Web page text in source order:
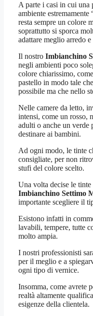
A parte i casi in cui una
ambiente
resta sempre un colore
soprattutto si sporca
adattare meglio arredo e
Il nostro Imbianchino
negli ambienti poco
colore chiarissimo,
pastello in modo tale
possibile ma che nello
Nelle camere da letto,
intensi, come un rosso,
adulti o anche un verde
destinare ai bambini.
Ad ogni modo, le tinte
consigliate, per non
stufi del colore scelto.
Una volta decise le
Imbianchino Settimo
importante scegliere il
Esistono infatti in
lavabili, tempere, tutte
molto ampia.
I nostri professionisti
per il meglio e a
ogni tipo di vernice.
Insomma, come avrete
realtà altamente
esigenze della clientela.